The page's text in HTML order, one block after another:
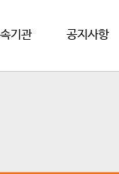
기관 공지사항